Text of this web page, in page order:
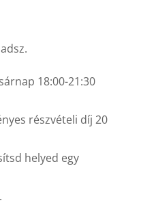
18:00-21:30
részvételi díj 20
helyed egy